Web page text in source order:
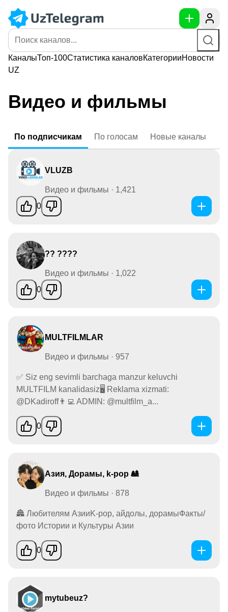
КаналыТоп-100Статистика каналовКатегорииНовости
UZ
Видео и фильмы
По подписчикам По голосам Новые каналы
VLUZB
Видео и фильмы · 1,421
0
?? ????
Видео и фильмы · 1,022
0
MULTFILMLAR
Видео и фильмы · 957
✅ Siz eng sevimli barchaga manzur keluvchi
MULTFILM kanalidasiz🖥 Reklama xizmati:
@DKadiroff👨‍💻 ADMIN: @multfilm_a...
0
Азия, Дорамы, k-pop 🎎
Видео и фильмы · 878
🏯 Любителям АзииK-pop, айдолы, дорамыФакты/
фото Истории и Культуры Азии
0
mytubeuz?